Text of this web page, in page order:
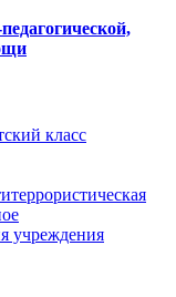
класс
учреждения